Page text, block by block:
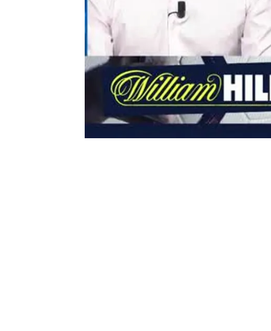
Publicado: 15 de febrero de 2018, 00:35
el chiringuito Juanfe Sanz